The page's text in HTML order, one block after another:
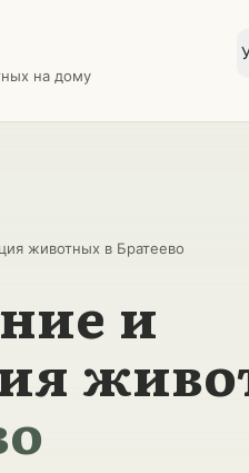
на дому
животных в Братеево
и